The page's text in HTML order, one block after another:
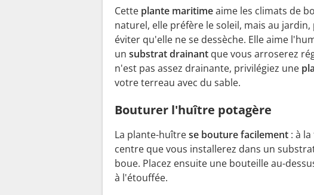
Cette plante maritimeaime les climats de
naturel, elle préfère le soleil, mais au
éviter qu'elle ne se dessèche. Elle aime
un substrat drainant que vous arroserez
n'est pas assez drainante, privilégiez une
votre terreau avec du sable.
Bouturer l'huître potagère
La plante-huîtrese bouture facilement : à
centre que vous installerez dans un
boue. Placez ensuite une bouteille au-
à l'étouffée.